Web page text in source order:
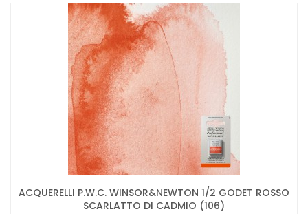
ACQUERELLI P.W.C. WINSOR&NEWTON 1/2 GODET ROSSO
SCARLATTO DI CADMIO (106)